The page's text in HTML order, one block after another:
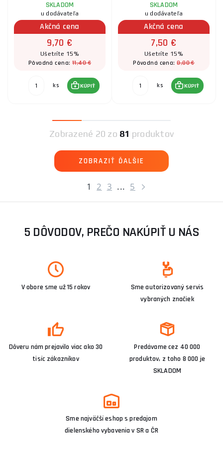
SKLADOM
u dodávateľa
Akčná cena
9,70 €
Ušetríte 15%
Pôvodná cena:11,40 €
ks KÚPIŤ
SKLADOM
u dodávateľa
Akčná cena
7,50 €
Ušetríte 15%
Pôvodná cena:8,80 €
ks KÚPIŤ
1 2 3 ... 5
Zobrazené 20 zo 81 produktov
ZOBRAZIŤ ĎALŠIE
5 DÔVODOV, PREČO NAKÚPIŤ U NÁS
V obore sme už 15 rokov
Sme autorizovaný servis
vybraných značiek
Dôveru nám prejavilo viac ako 30
tisíc zákazníkov
Predávame cez 40 000
produktov, z toho 8 000 je
SKLADOM
Sme najväčší eshop s predajom
dielenského vybavenia v SR a ČR